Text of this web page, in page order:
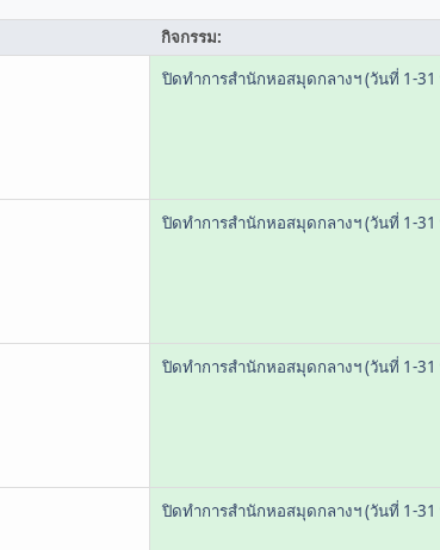
กิจกรรม:
ปิดทำการสำนักหอสมุดกลางฯ (วันที่ 1-
ปิดทำการสำนักหอสมุดกลางฯ (วันที่ 1-
ปิดทำการสำนักหอสมุดกลางฯ (วันที่ 1-
ปิดทำการสำนักหอสมุดกลางฯ (วันที่ 1-